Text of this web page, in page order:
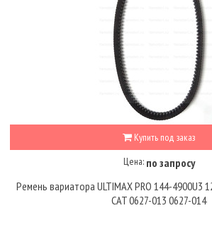
Купить под заказ
Цена: по запросу
Ремень вариатора ULTIMAX PRO 144-4900U3
CAT 0627-013 0627-014